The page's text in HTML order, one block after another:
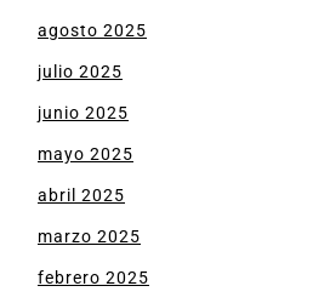
agosto 2025
julio 2025
junio 2025
mayo 2025
abril 2025
marzo 2025
febrero 2025